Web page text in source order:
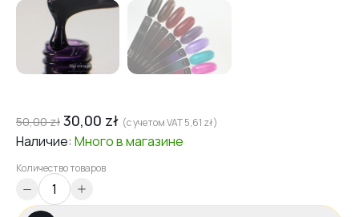
50,00zł 30,00 zł (с учетом VAT5,61 zł)
Наличие: Многов магазине
Количество товаров